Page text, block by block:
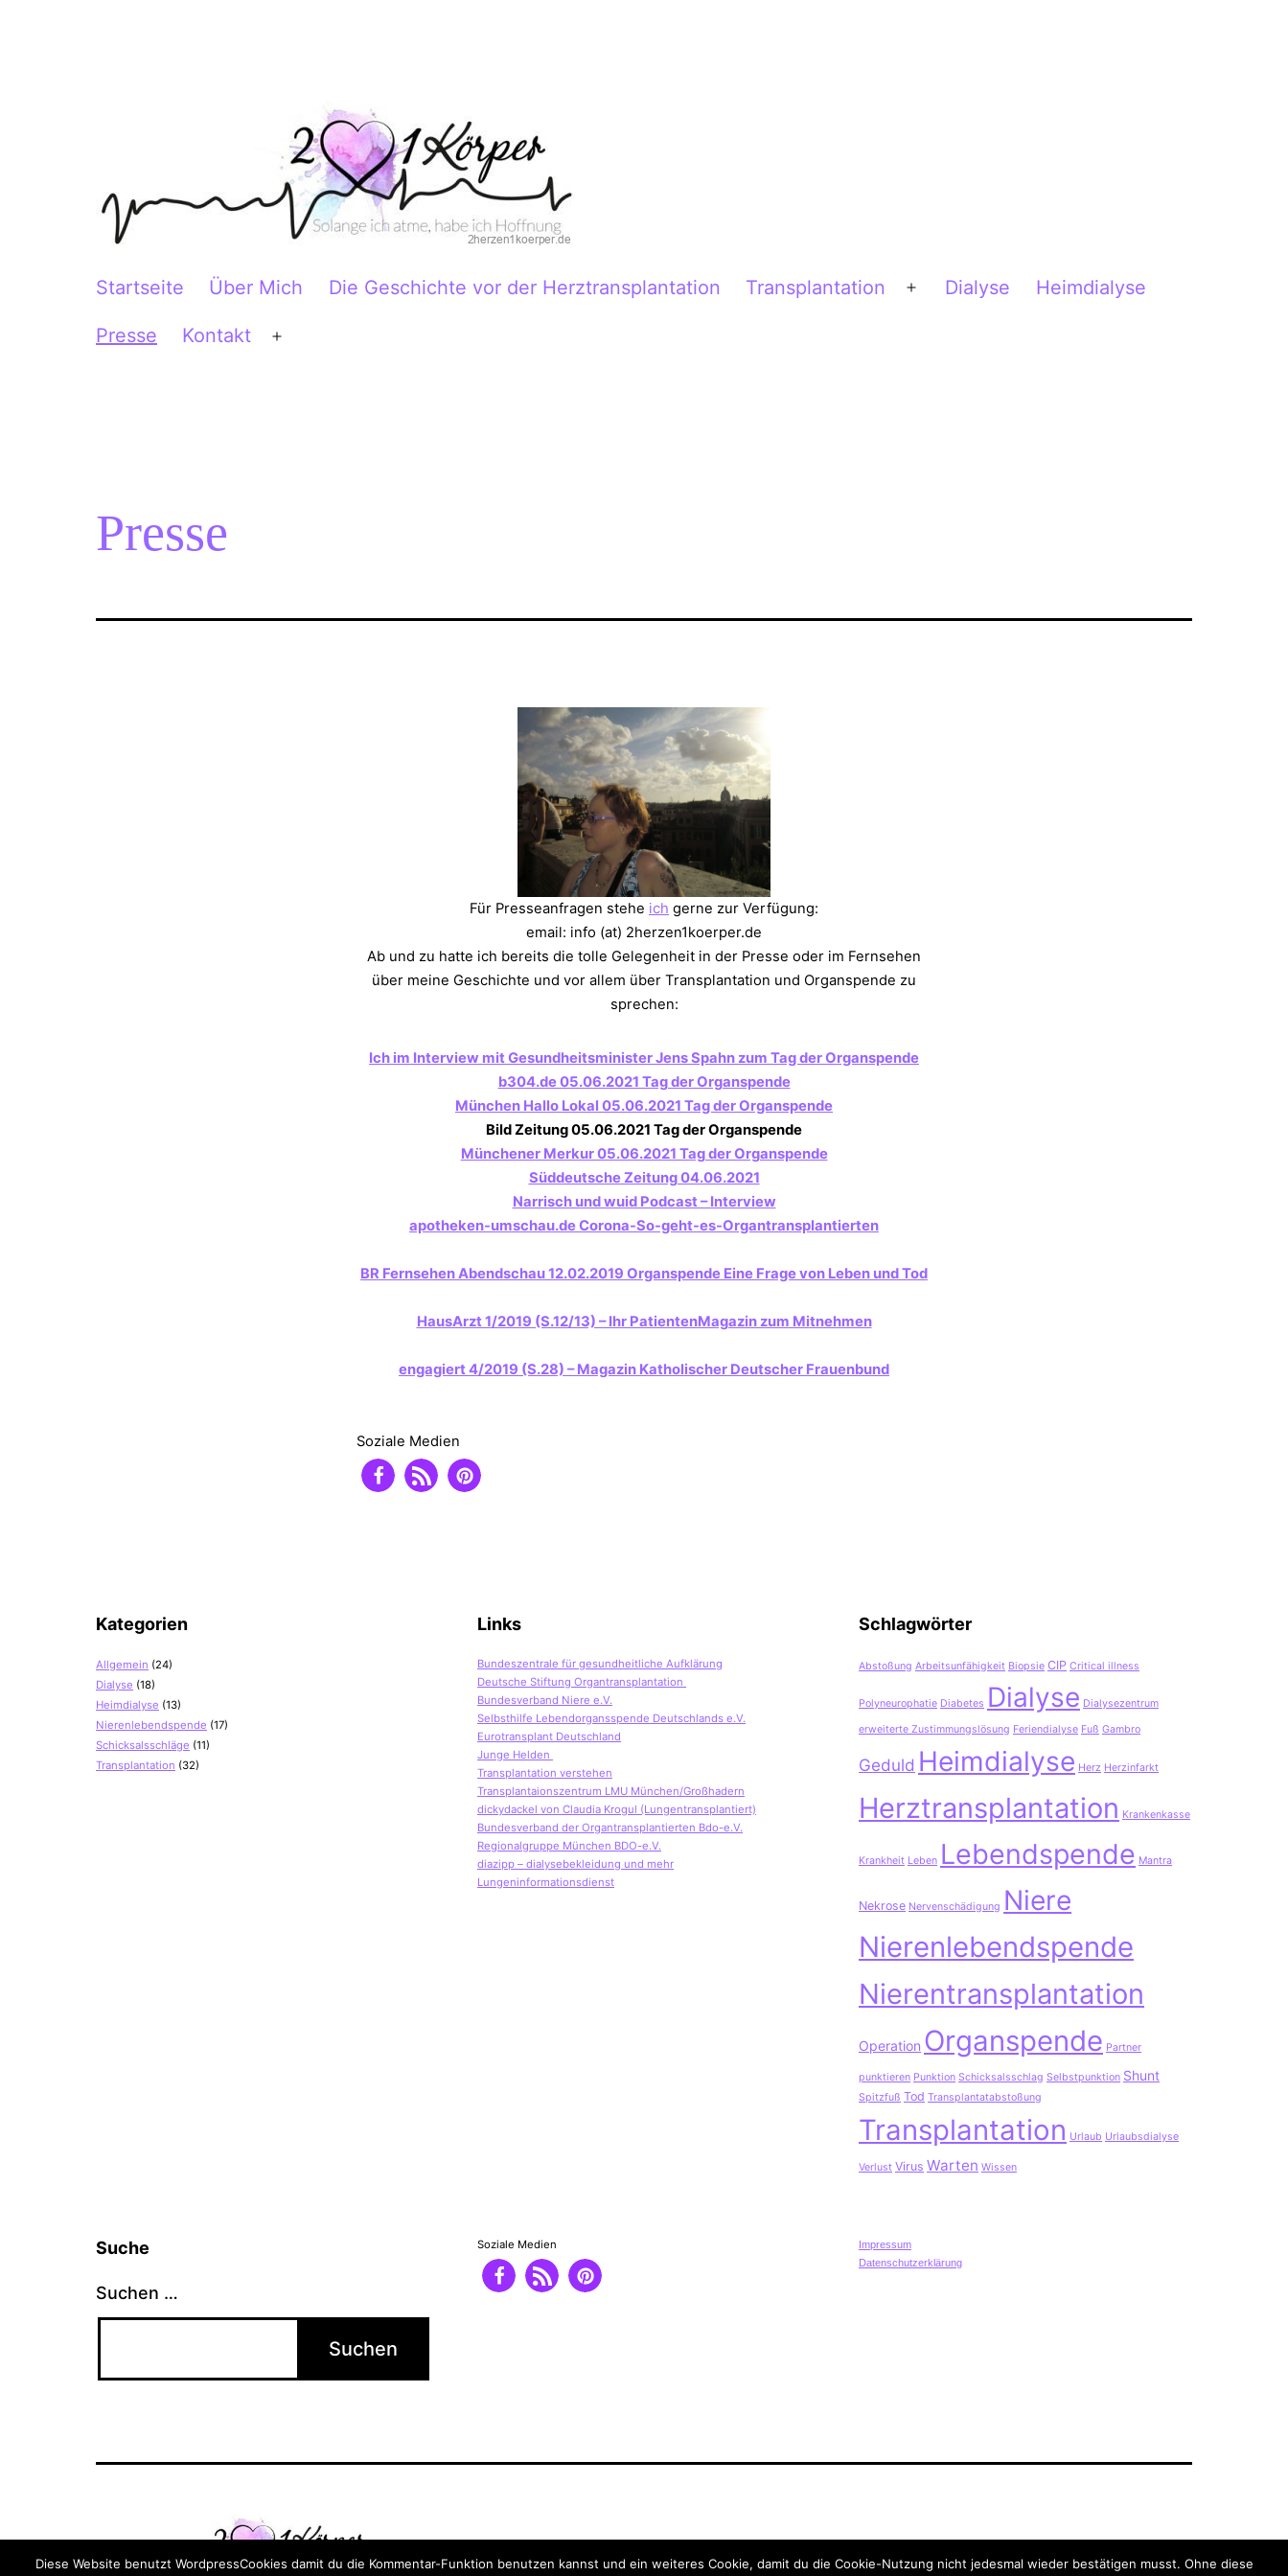
Startseite Über Mich Die Geschichte vor der Herztransplantation Transplantation
Menü
Dialyse Heimdialyse
Presse Kontakt
Presse
Für Presseanfragen stehe ich gerne zur Verfügung:
email: info (at) 2herzen1koerper.de
Ab und zu hatte ich bereits die tolle Gelegenheit in der Presse oder im Fernsehen
über meine Geschichte und vor allem über Transplantation und Organspende zu
sprechen:
Ich im Interview mit Gesundheitsminister Jens Spahn zum Tag der Organspende
b304.de 05.06.2021 Tag der Organspende
München Hallo Lokal 05.06.2021 Tag der Organspende
Bild Zeitung 05.06.2021 Tag der Organspende
Münchener Merkur 05.06.2021 Tag der Organspende
Süddeutsche Zeitung 04.06.2021
Narrisch und wuid Podcast – Interview
apotheken-umschau.de Corona-So-geht-es-Organtransplantierten
BR Fernsehen Abendschau 12.02.2019 Organspende Eine Frage von Leben und Tod
HausArzt 1/2019 (S.12/13) – Ihr PatientenMagazin zum Mitnehmen
engagiert 4/2019 (S.28) – Magazin Katholischer Deutscher Frauenbund
Soziale Medien
Kategorien
Allgemein (24)
Dialyse (18)
Heimdialyse (13)
Nierenlebendspende (17)
Schicksalsschläge (11)
Transplantation (32)
Links
Bundeszentrale für gesundheitliche Aufklärung
Deutsche Stiftung Organtransplantation
Bundesverband Niere e.V.
Selbsthilfe Lebendorgansspende Deutschlands e.V.
Eurotransplant Deutschland
Junge Helden
Transplantation verstehen
Transplantaionszentrum LMU München/Großhadern
dickydackel von Claudia Krogul (Lungentransplantiert)
Bundesverband der Organtransplantierten Bdo-e.V.
Regionalgruppe München BDO-e.V.
diazipp – dialysebekleidung und mehr
Lungeninformationsdienst
Schlagwörter
Abstoßung Arbeitsunfähigkeit Biopsie CIP Critical illness
Polyneurophatie Diabetes Dialyse Dialysezentrum
erweiterte Zustimmungslösung Feriendialyse Fuß Gambro
Geduld Heimdialyse Herz Herzinfarkt
Herztransplantation Krankenkasse
Krankheit Leben Lebendspende Mantra
Nekrose Nervenschädigung Niere
Nierenlebendspende
Nierentransplantation
Operation Organspende Partner
punktieren Punktion Schicksalsschlag Selbstpunktion Shunt
Spitzfuß Tod Transplantatabstoßung
Transplantation Urlaub Urlaubsdialyse
Verlust Virus Warten Wissen
Suche
Suchen …
Soziale Medien
Impressum
Datenschutzerklärung
Datenschutzerklärung
Diese Website benutzt WordpressCookies damit du die Kommentar-Funktion benutzen kannst und ein weiteres Cookie, damit du die Cookie-Nutzung nicht jedesmal wieder bestätigen musst. Ohne diese